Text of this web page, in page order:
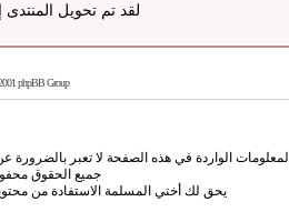
لقد تم تحويل المنتدى
phpBB Group
المعلومات الواردة في هذه الصفحة لا تعبر بالضرورة
جميع الحقوق
يحق لك أختي المسلمة الاستفادة من